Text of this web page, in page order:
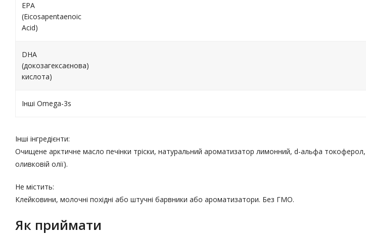
EPA
(Eicosapentaenoic
Acid)
DHA
(докозагексаєнова)
кислота)
Інші Omega-3s
Інші інгредієнти:
Очищене арктичне масло печінки тріски, натуральний ароматизатор лимонний, d-альфа
оливковій олії).
Не містить:
Клейковини, молочні похідні або штучні барвники або ароматизатори. Без ГМО.
Як приймати